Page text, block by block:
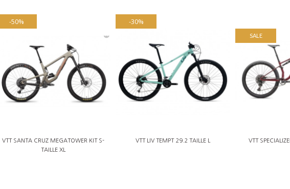
-50%
VTT SANTA CRUZ MEGATOWER KIT S-
TAILLE XL
-30%
VTT LIV TEMPT 29.2 TAILLE L
SALE
VTT